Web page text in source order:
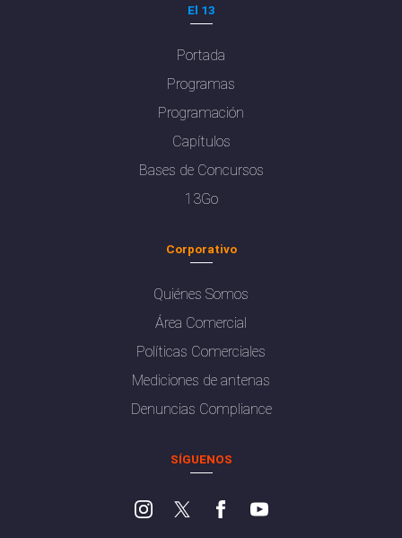
El 13
Portada
Programas
Programación
Capítulos
Bases de Concursos
13Go
Corporativo
Quiénes Somos
Área Comercial
Políticas Comerciales
Mediciones de antenas
Denuncias Compliance
SÍGUENOS